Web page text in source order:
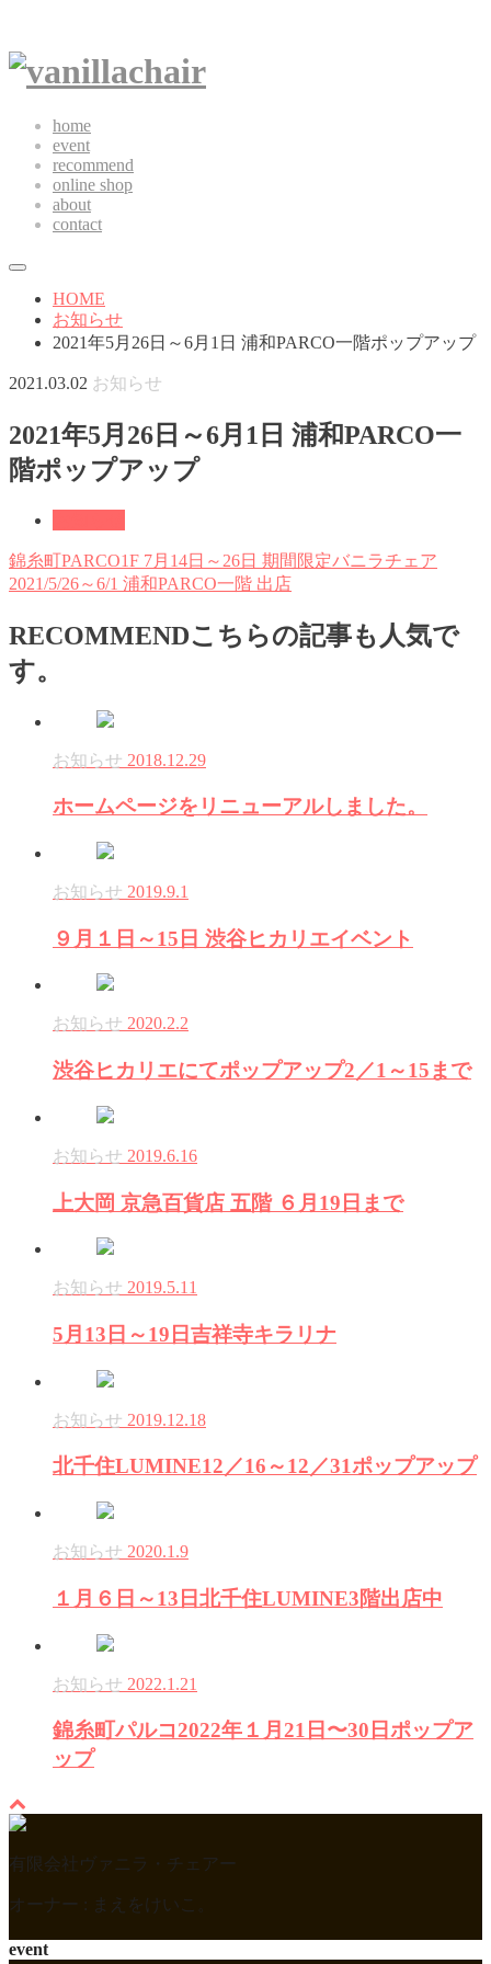
home
event
recommend
online shop
about
contact
HOME
お知らせ
2021年5月26日～6月1日 浦和PARCO一階ポップアップ
2021.03.02 お知らせ
2021年5月26日～6月1日 浦和PARCO一
階ポップアップ
錦糸町PARCO1F 7月14日～26日 期間限定バニラチェア
2021/5/26～6/1 浦和PARCO一階 出店
RECOMMENDこちらの記事も人気で
す。
お知らせ 2018.12.29
ホームページをリニューアルしました。
お知らせ 2019.9.1
９月１日～15日 渋谷ヒカリエイベント
お知らせ 2020.2.2
渋谷ヒカリエにてポップアップ2／1～15まで
お知らせ 2019.6.16
上大岡 京急百貨店 五階 ６月19日まで
お知らせ 2019.5.11
5月13日～19日吉祥寺キラリナ
お知らせ 2019.12.18
北千住LUMINE12／16～12／31ポップアップ
お知らせ 2020.1.9
１月６日～13日北千住LUMINE3階出店中
お知らせ 2022.1.21
錦糸町パルコ2022年１月21日〜30日ポップア
ップ
有限会社ヴァニラ・チェアー
オーナー : まえをけいこ。
event